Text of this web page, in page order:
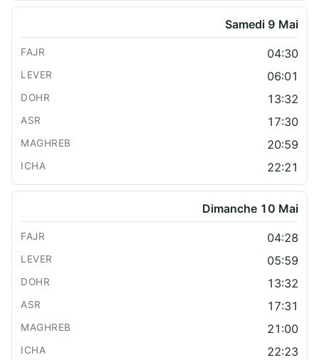
Samedi 9 Mai
04:30
06:01
13:32
17:30
20:59
22:21
Dimanche 10 Mai
04:28
05:59
13:32
17:31
21:00
22:23